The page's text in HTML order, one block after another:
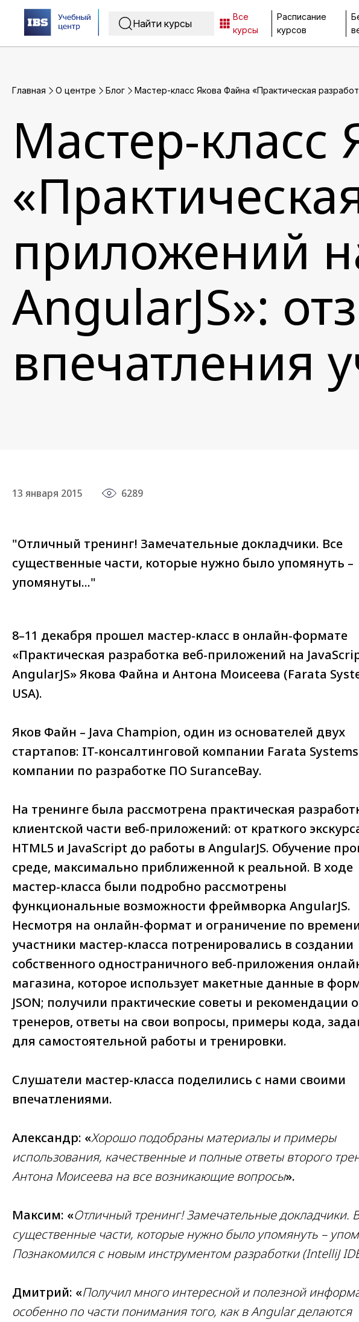
Все
курсы
Расписание
курсов
Главная O центре Блог Мастер-класс Якова Файна «Практическая
Мастер-класс
приложений
AngularJS»:
впечатления
13 января 2015 6289
"Отличный тренинг! Замечательные докладчики. Все
существенные части, которые нужно было упомянуть –
упомянуты..."
8–11 декабря прошел мастер-класс в онлайн-формате
«Практическая разработка веб-приложений на
AngularJS» Якова Файна и Антона Моисеева (Farata
USA).
Яков Файн – Java Champion, один из основателей двух
стартапов: IT-консалтинговой компании Farata
компании по разработке ПО SuranceBay.
На тренинге была рассмотрена практическая
клиентской части веб-приложений: от краткого
HTML5 и JavaScript до работы в AngularJS. Обучение
среде, максимально приближенной к реальной. В ходе
мастер-класса были подробно рассмотрены
функциональные возможности фреймворка AngularJS.
Несмотря на онлайн-формат и ограничение по
участники мастер-класса потренировались в создании
собственного одностраничного веб-приложения
магазина, которое использует макетные данные в
JSON; получили практические советы и рекомендации
тренеров, ответы на свои вопросы, примеры кода,
для самостоятельной работы и тренировки.
Слушатели мастер-класса поделились с нами своими
впечатлениями.
Александр: «Хорошо подобраны материалы и примеры
использования, качественные и полные ответы второго
Антона Моисеева на все возникающие вопросы».
Максим: «Отличный тренинг! Замечательные докладчики.
существенные части, которые нужно было упомянуть –
Познакомился с новым инструментом разработки (IntelliJ
Дмитрий: «Получил много интересной и полезной
особенно по части понимания того, как в Angular делаются